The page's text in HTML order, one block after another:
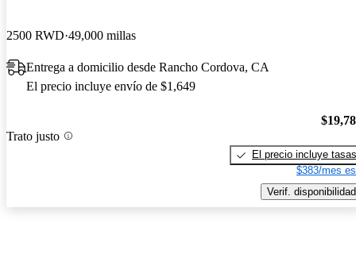
2500 RWD 49,000 millas
Entrega a domicilio desde Rancho Cordova, CA
El precio incluye envío de $1,649
Trato justo
El precio incluye tasas
$383/mes
Verif. disponibilidad